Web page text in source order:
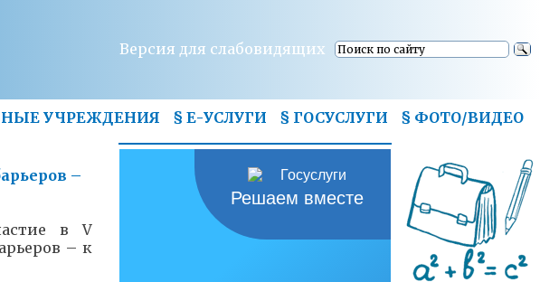
Версия для слабовидящих
УЧРЕЖДЕНИЯ § Е-УСЛУГИ § ГОСУСЛУГИ § ФОТО/ВИДЕО
–
в V
– к
Решаем вместе